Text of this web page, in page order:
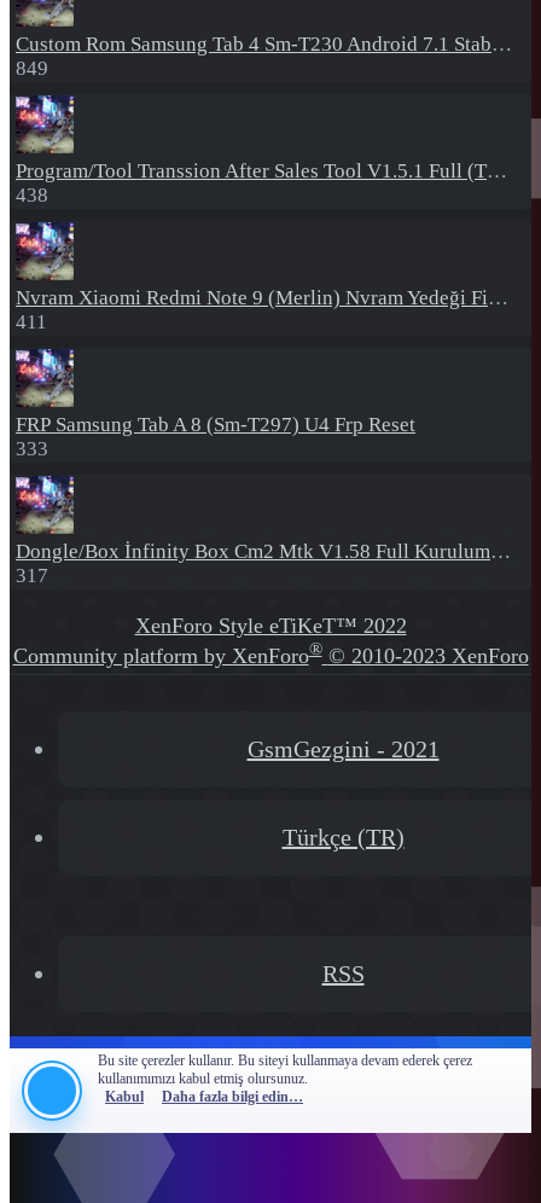
Custom Rom Samsung Tab 4 Sm-T230 Android 7.1 Stabil Eba Destekli Yazılım
849
Program/Tool Transsion After Sales Tool V1.5.1 Full (Tüm Mtk Işlemcili Cihazları Meta Moda Alma)
438
Nvram Xiaomi Redmi Note 9 (Merlin) Nvram Yedeği Fix Nv By Dft Pro
411
FRP Samsung Tab A 8 (Sm-T297) U4 Frp Reset
333
Dongle/Box İnfinity Box Cm2 Mtk V1.58 Full Kurulum+Crack
317
XenForo Style eTiKeT™ 2022
Community platform by XenForo® © 2010-2023 XenForo
GsmGezgini - 2021
Türkçe (TR)
RSS
Bu site çerezler kullanır. Bu siteyi kullanmaya devam ederek çerez
kullanımımızı kabul etmiş olursunuz.
Kabul
Daha fazla bilgi edin…